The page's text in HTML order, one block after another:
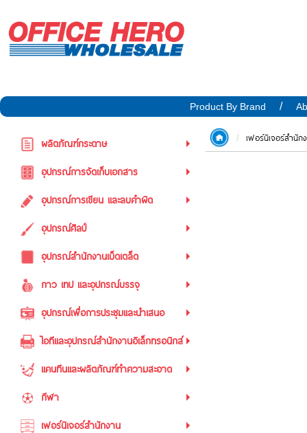
Product By Brand
ผลิตภัณฑ์กระดาษ
อุปกรณ์การจัดเก็บเอกสาร
อุปกรณ์การเขียน และลบคำผิด
อุปกรณ์ศิลป์
อุปกรณ์สำนักงานเบ็ดเตล็ด
กาว เทป และอุปกรณ์บรรจุ
อุปกรณ์เพื่อการประชุมและนำเสนอ
ไอทีและอุปกรณ์สำนักงานอิเล็กทรอนิกส์
แคนทีนและผลิตภัณฑ์ทำความสะอาด
กีฬา
เฟอร์นิเจอร์สำนักงาน
เฟอร์นิเจอร์สำนัก